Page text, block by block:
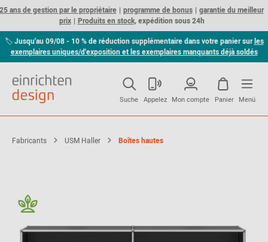
ans de gestion par le propriétaire programme de bonus
garantie du meilleur
prix
Produits en stock,expédition sous 24h
🏷Jusqu'au 09/08 - 10 % de réduction supplémentaire dans votre panier surles
exemplaires uniques/d'exposition et les exemplaires manquants déjà soldés
Suche Appelez Mon compte Panier Menü
Fabricants USM Haller Boîtes hautes